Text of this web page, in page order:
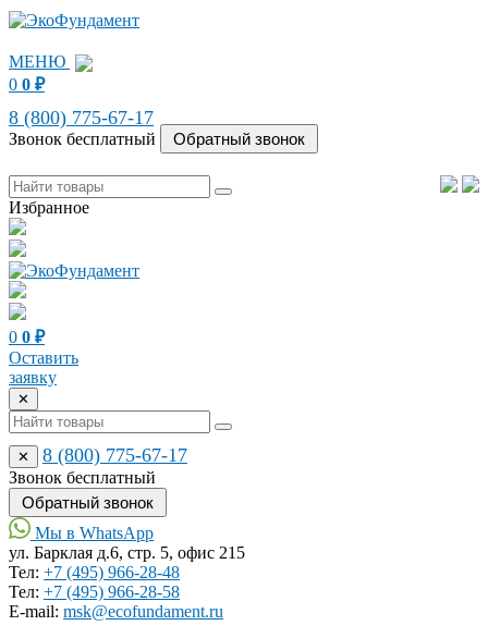
МЕНЮ
0 0 ₽
8 (800) 775-67-17
Звонок бесплатный
Избранное
0 0 ₽
Оставить
заявку
✕
✕ 8 (800) 775-67-17
Звонок бесплатный
Мы в WhatsApp
ул. Барклая д.6, стр. 5, офис 215
Тел: +7 (495) 966-28-48
Тел: +7 (495) 966-28-58
Е-mail: msk@ecofundament.ru